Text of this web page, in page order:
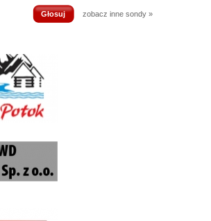
zobacz inne sondy »